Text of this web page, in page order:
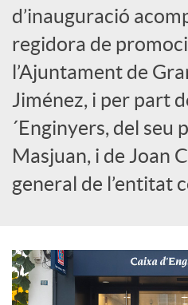
c
i
a
l
d’inauguració
regidora de
l’Ajuntament de
Jiménez, i per part
´Enginyers, del seu
Masjuan, i de Joan
general de l’entitat